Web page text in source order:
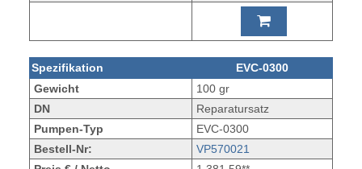
Spezifikation
EVC-0300
Gewicht
100 gr
DN
Reparatursatz
Pumpen-Typ
EVC-0300
Bestell-Nr:
VP570021